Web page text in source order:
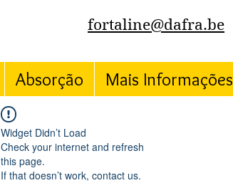
fortaline@dafra.be
Absorção Mais Informações
Widget Didn’t Load
Check your internet and refresh
this page.
If that doesn’t work, contact us.